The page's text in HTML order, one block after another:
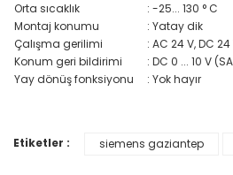
Orta sıcaklık
: -25... 130 ° C
Montaj konumu
: Yatay dik
Çalışma gerilimi
: AC 24 V, DC 24
Konum geri bildirimi
: DC 0 ... 10 V
Yay dönüş fonksiyonu
: Yok hayır
Bu ürünün fiyat bilgisi, resim, ürün
Etiketler : siemens gaziantep